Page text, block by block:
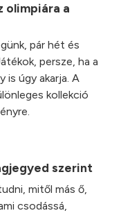
olimpiára a
pár hét és
persze, ha a
is úgy akarja. A
kollekció
szerint
mitől más ő,
csodássá,